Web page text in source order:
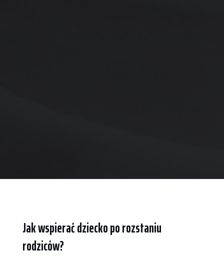
Jak wspierać dziecko po rozstaniu
rodziców?